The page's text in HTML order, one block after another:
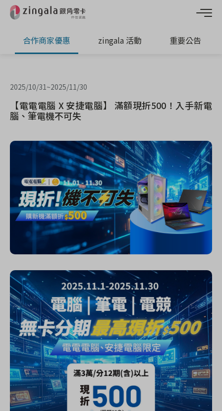
合作商家優惠 zingala 活動 重要公告
2025/10/31 ~2025/11/30
【電電電腦 X 安捷電腦】 滿額現折500！入手新電
腦、筆電機不可失